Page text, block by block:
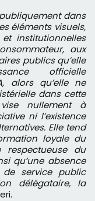
dans
éléments visuels,
institutionnelles
aux
publics qu’elle
officielle
alors qu’elle ne
dans cette
nullement à
ni l’existence
Elle tend
loyale du
respectueuse du
qu’une absence
service public
délégataire, la